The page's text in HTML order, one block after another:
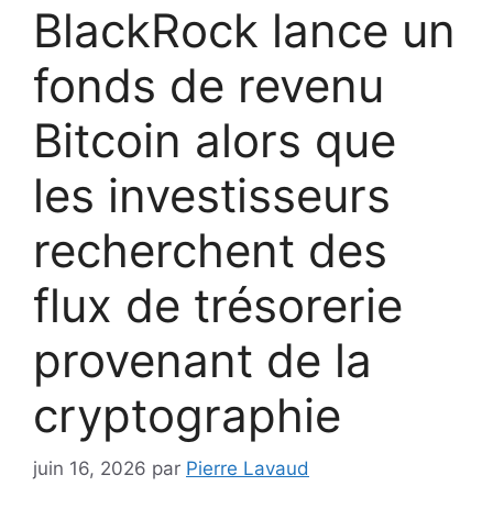
BlackRock lance un
fonds de revenu
Bitcoin alors que
les investisseurs
recherchent des
flux de trésorerie
provenant de la
cryptographie
juin 16, 2026 par Pierre Lavaud